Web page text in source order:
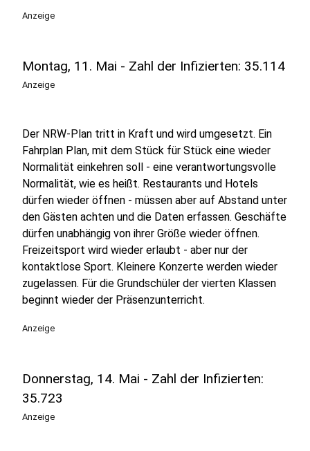
Anzeige
Montag, 11. Mai - Zahl der Infizierten: 35.114
Anzeige
Der NRW-Plan tritt in Kraft und wird umgesetzt. Ein
Fahrplan Plan, mit dem Stück für Stück eine wieder
Normalität einkehren soll - eine verantwortungsvolle
Normalität, wie es heißt. Restaurants und Hotels
dürfen wieder öffnen - müssen aber auf Abstand unter
den Gästen achten und die Daten erfassen. Geschäfte
dürfen unabhängig von ihrer Größe wieder öffnen.
Freizeitsport wird wieder erlaubt - aber nur der
kontaktlose Sport. Kleinere Konzerte werden wieder
zugelassen. Für die Grundschüler der vierten Klassen
beginnt wieder der Präsenzunterricht.
Anzeige
Donnerstag, 14. Mai - Zahl der Infizierten:
35.723
Anzeige